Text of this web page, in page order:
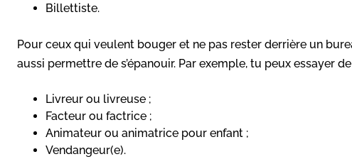
Billettiste.
Pour ceux qui veulent bouger et ne pas rester derrière un
aussi permettre de s’épanouir. Par exemple, tu peux essayer
Livreur ou livreuse ;
Facteur ou factrice ;
Animateur ou animatrice pour enfant ;
Vendangeur(e).